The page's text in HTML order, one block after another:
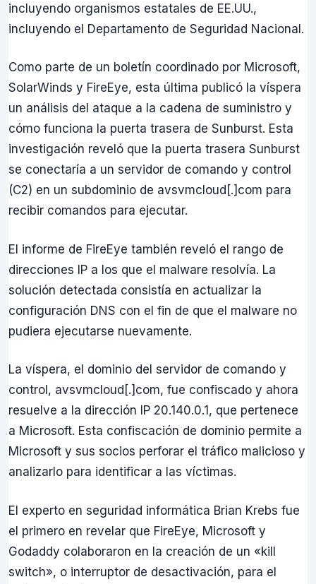
incluyendo organismos estatales de EE.UU.,
incluyendo el Departamento de Seguridad Nacional.
Como parte de un boletín coordinado por Microsoft,
SolarWinds y FireEye, esta última publicó la víspera
un análisis del ataque a la cadena de suministro y
cómo funciona la puerta trasera de Sunburst. Esta
investigación reveló que la puerta trasera Sunburst
se conectaría a un servidor de comando y control
(C2) en un subdominio de avsvmcloud[.]com para
recibir comandos para ejecutar.
El informe de FireEye también reveló el rango de
direcciones IP a los que el malware resolvía. La
solución detectada consistía en actualizar la
configuración DNS con el fin de que el malware no
pudiera ejecutarse nuevamente.
La víspera, el dominio del servidor de comando y
control, avsvmcloud[.]com, fue confiscado y ahora
resuelve a la dirección IP 20.140.0.1, que pertenece
a Microsoft. Esta confiscación de dominio permite a
Microsoft y sus socios perforar el tráfico malicioso y
analizarlo para identificar a las víctimas.
El experto en seguridad informática Brian Krebs fue
el primero en revelar que FireEye, Microsoft y
Godaddy colaboraron en la creación de un «kill
switch», o interruptor de desactivación, para el